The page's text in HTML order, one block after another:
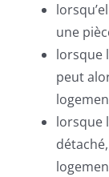
une
lorsque
peut
lorsque